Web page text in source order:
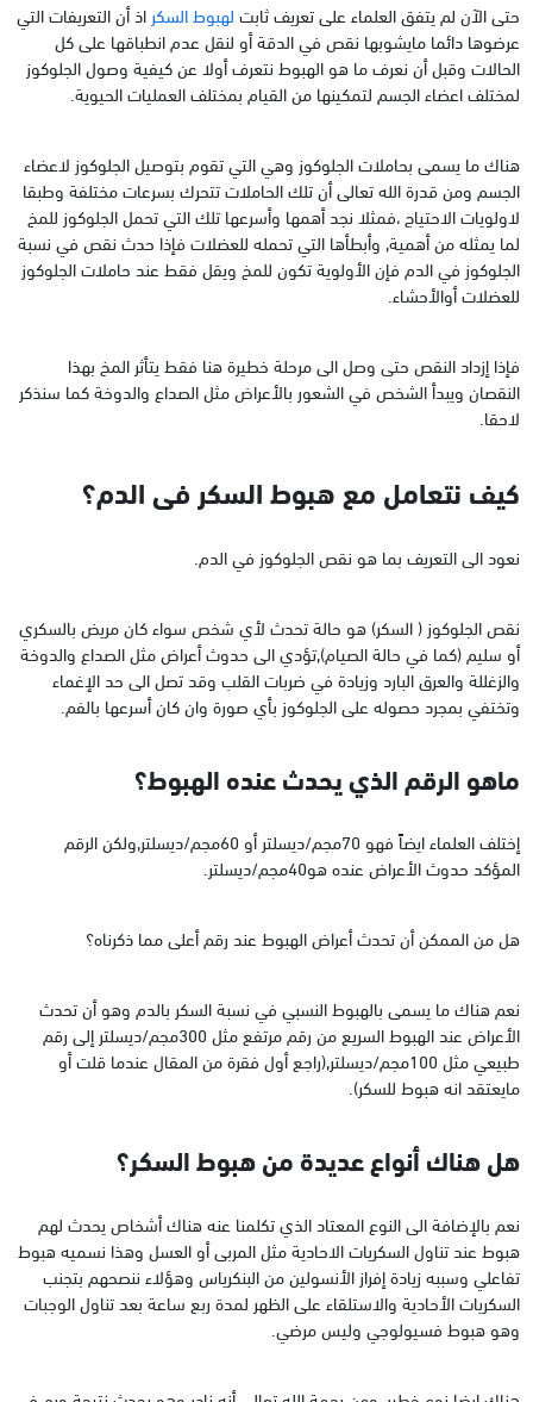
حتى الآن لم يتفق العلماء على تعريف ثابت لهبوط السكر اذ أن التعريفات التي
عرضوها دائما مايشوبها نقص في الدقة أو لنقل عدم انطباقها على كل
الحالات وقبل أن نعرف ما هو الهبوط نتعرف أولا عن كيفية وصول الجلوكوز
لمختلف اعضاء الجسم لتمكينها من القيام بمختلف العمليات الحيوية.
هناك ما يسمى بحاملات الجلوكوز وهي التي تقوم بتوصيل الجلوكوز لاعضاء
الجسم ومن قدرة الله تعالى أن تلك الحاملات تتحرك بسرعات مختلفة وطبقا
لاولويات الاحتياج ،فمثلا نجد أهمها وأسرعها تلك التي تحمل الجلوكوز للمخ
لما يمثله من أهمية, وأبطأها التي تحمله للعضلات فإذا حدث نقص في نسبة
الجلوكوز في الدم فإن الأولوية تكون للمخ ويقل فقط عند حاملات الجلوكوز
للعضلات أوالأحشاء.
فإذا إزداد النقص حتى وصل الى مرحلة خطيرة هنا فقط يتأثر المخ بهذا
النقصان ويبدأ الشخص في الشعور بالأعراض مثل الصداع والدوخة كما سنذكر
لاحقا.
كيف نتعامل مع هبوط السكر فى الدم؟
نعود الى التعريف بما هو نقص الجلوكوز في الدم.
نقص الجلوكوز ( السكر) هو حالة تحدث لأي شخص سواء كان مريض بالسكري
أو سليم (كما في حالة الصيام),تؤدي الى حدوث أعراض مثل الصداع والدوخة
والزغللة والعرق البارد وزيادة في ضربات القلب وقد تصل الى حد الإغماء
وتختفي بمجرد حصوله على الجلوكوز بأي صورة وان كان أسرعها بالفم.
ماهو الرقم الذي يحدث عنده الهبوط؟
إختلف العلماء ايضاً فهو 70مجم/ديسلتر أو 60مجم/ديسلتر,ولكن الرقم
المؤكد حدوث الأعراض عنده هو40مجم/ديسلتر.
هل من الممكن أن تحدث أعراض الهبوط عند رقم أعلى مما ذكرناه؟
نعم هناك ما يسمى بالهبوط النسبي في نسبة السكر بالدم وهو أن تحدث
الأعراض عند الهبوط السريع من رقم مرتفع مثل 300مجم/ديسلتر إلى رقم
طبيعي مثل 100مجم/ديسلتر,(راجع أول فقرة من المقال عندما قلت أو
مايعتقد انه هبوط للسكر).
هل هناك أنواع عديدة من هبوط السكر؟
نعم بالإضافة الى النوع المعتاد الذي تكلمنا عنه هناك أشخاص يحدث لهم
هبوط عند تناول السكريات الاحادية مثل المربى أو العسل وهذا نسميه هبوط
تفاعلي وسببه زيادة إفراز الأنسولين من البنكرياس وهؤلاء ننصحهم بتجنب
السكريات الأحادية والاستلقاء على الظهر لمدة ربع ساعة بعد تناول الوجبات
وهو هبوط فسيولوجي وليس مرضي.